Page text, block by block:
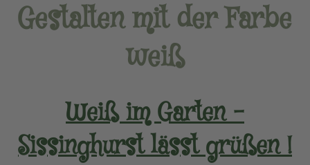
Gestalten mit der Farbe
weiß
Weiß im Garten –
Sissinghurst lässt grüßen !